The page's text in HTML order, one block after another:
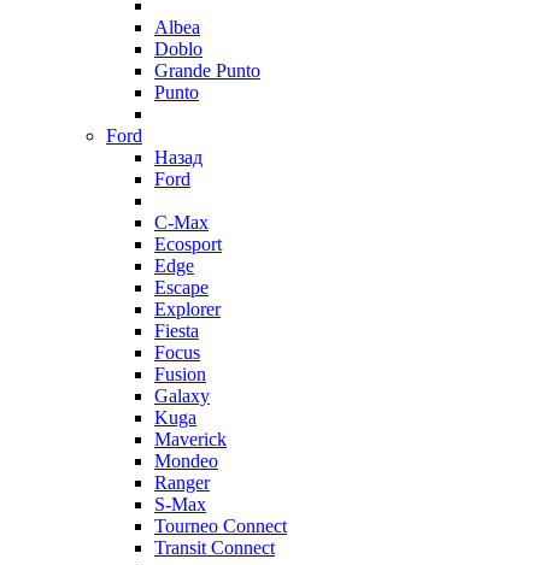
Albea
Doblo
Grande Punto
Punto
Ford
Назад
Ford
C-Max
Ecosport
Edge
Escape
Explorer
Fiesta
Focus
Fusion
Galaxy
Kuga
Maverick
Mondeo
Ranger
S-Max
Tourneo Connect
Transit Connect